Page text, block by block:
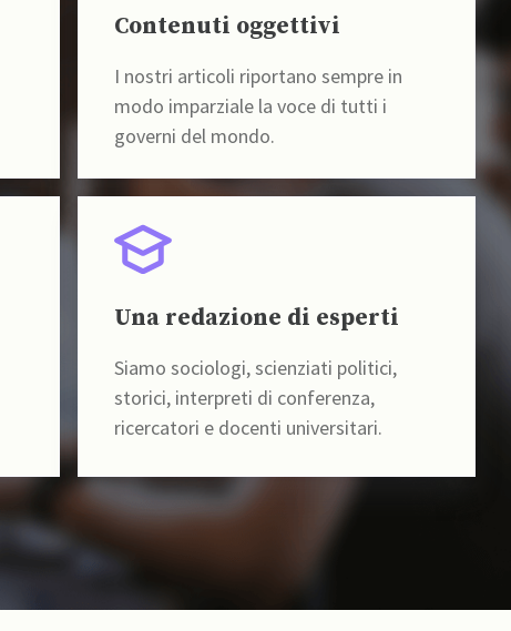
Contenuti oggettivi
I nostri articoli riportano sempre in
modo imparziale la voce di tutti i
governi del mondo.
Una redazione di esperti
Siamo sociologi, scienziati politici,
storici, interpreti di conferenza,
ricercatori e docenti universitari.